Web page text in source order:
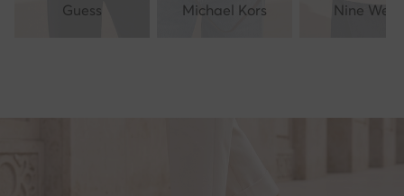
Guess Michael Kors Nine West